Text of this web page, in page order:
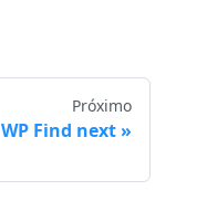
Próximo
WP Find next